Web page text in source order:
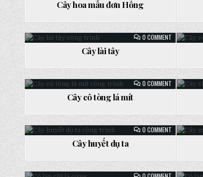
HỒNG
Posted
in
Cây hoa mẫu đơn Hồng
0 COMMENTON
CÂY
in
Cây lài tây
0 COMMENTON
CÂY
MÍT
in
Cây cô tòng lá mít
0 COMMENTON
CÂY
in
Cây huyết dụ ta
in
ON